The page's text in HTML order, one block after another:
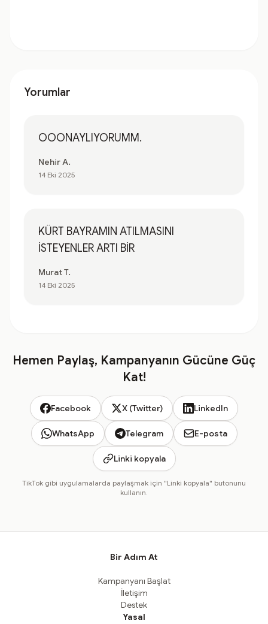
Yorumlar
OOONAYLIYORUMM.
Nehir A.
14 Eki 2025
KÜRT BAYRAMIN ATILMASINI
İSTEYENLER ARTI BİR
Murat T.
14 Eki 2025
Hemen Paylaş, Kampanyanın Gücüne Güç
Kat!
Facebook X (Twitter) LinkedIn
WhatsApp Telegram E-posta
Linki kopyala
TikTok gibi uygulamalarda paylaşmak için "Linki kopyala" butonunu
kullanın.
Bir Adım At
Kampanyanı Başlat
İletişim
Destek
Yasal